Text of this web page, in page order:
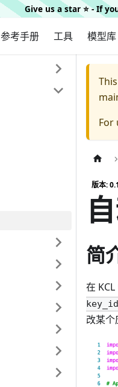
Give us a star ⭐️ - If
参考手册 工具 模型库
For
版本:
简
在
改某个